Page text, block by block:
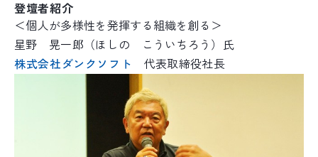
登壇者紹介
＜個人が多様性を発揮する組織を創る＞
星野 晃一郎（ほしの こういちろう）氏
株式会社ダンクソフト
代表取締役社長